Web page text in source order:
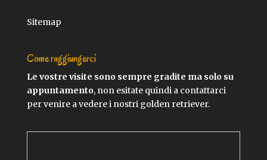
Sitemap
Come raggiungerci
Le vostre visite sono sempre gradite ma solo su
appuntamento, non esitate quindi a contattarci
per venire a vedere i nostri golden retriever.